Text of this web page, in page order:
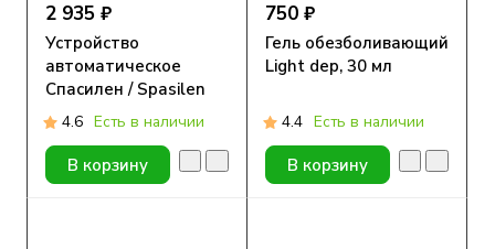
2 935 ₽
Устройство
автоматическое
Спасилен / Spasilen
для
самостоятельного
проведения инъекций
4.6 Есть в наличии
В корзину
750 ₽
Гель обезболивающий
Light dep, 30 мл
4.4 Есть в наличии
В корзину